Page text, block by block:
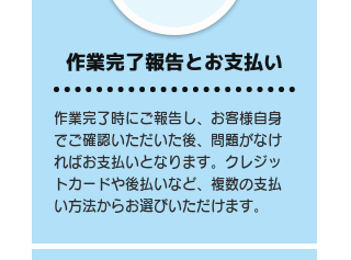
作業完了報告とお支払い
作業完了時にご報告し、お客様自身
でご確認いただいた後、問題がなけ
ればお支払いとなります。クレジッ
トカードや後払いなど、複数の支払
い方法からお選びいただけます。